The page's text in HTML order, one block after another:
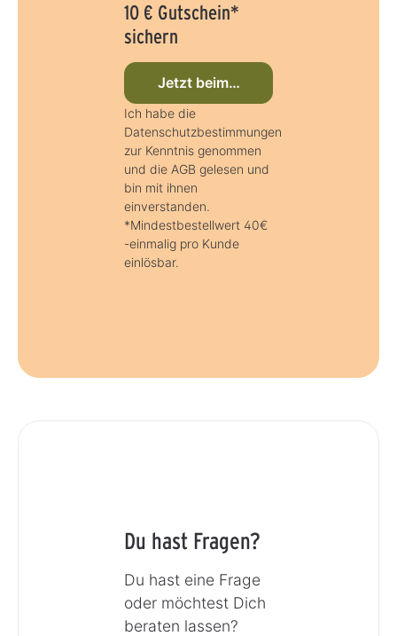
10 € Gutschein*
sichern
Jetzt beim Newsletter anmelden
Ich habe die
Datenschutzbestimmungen
zur Kenntnis genommen
und die AGB gelesen und
bin mit ihnen
einverstanden.
*Mindestbestellwert 40€
-einmalig pro Kunde
einlösbar.
Du hast Fragen?
Du hast eine Frage
oder möchtest Dich
beraten lassen?